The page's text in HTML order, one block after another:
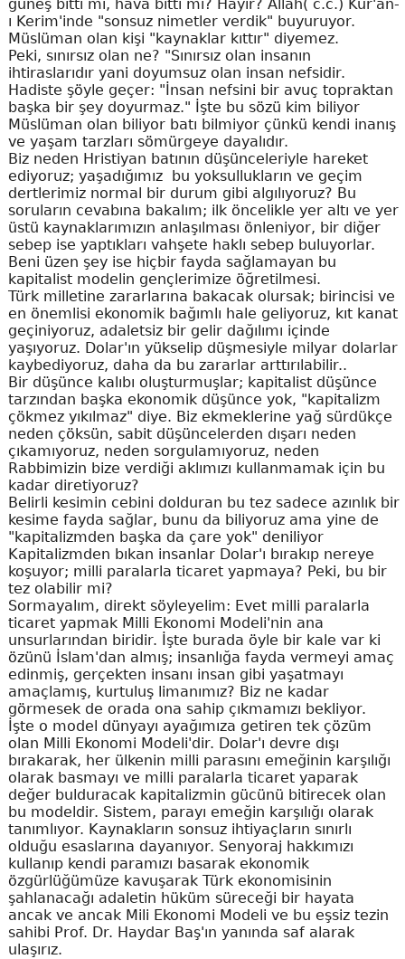
güneş bitti mi, hava bitti mi? Hayır? Allah( c.c.) Kur'an-
ı Kerim'inde "sonsuz nimetler verdik" buyuruyor.
Müslüman olan kişi "kaynaklar kıttır" diyemez.
Peki, sınırsız olan ne? "Sınırsız olan insanın
ihtiraslarıdır yani doyumsuz olan insan nefsidir.
Hadiste şöyle geçer: "İnsan nefsini bir avuç topraktan
başka bir şey doyurmaz." İşte bu sözü kim biliyor
Müslüman olan biliyor batı bilmiyor çünkü kendi inanış
ve yaşam tarzları sömürgeye dayalıdır.
Biz neden Hristiyan batının düşünceleriyle hareket
ediyoruz; yaşadığımız bu yoksullukların ve geçim
dertlerimiz normal bir durum gibi algılıyoruz? Bu
soruların cevabına bakalım; ilk öncelikle yer altı ve yer
üstü kaynaklarımızın anlaşılması önleniyor, bir diğer
sebep ise yaptıkları vahşete haklı sebep buluyorlar.
Beni üzen şey ise hiçbir fayda sağlamayan bu
kapitalist modelin gençlerimize öğretilmesi.
Türk milletine zararlarına bakacak olursak; birincisi ve
en önemlisi ekonomik bağımlı hale geliyoruz, kıt kanat
geçiniyoruz, adaletsiz bir gelir dağılımı içinde
yaşıyoruz. Dolar'ın yükselip düşmesiyle milyar dolarlar
kaybediyoruz, daha da bu zararlar arttırılabilir..
Bir düşünce kalıbı oluşturmuşlar; kapitalist düşünce
tarzından başka ekonomik düşünce yok, "kapitalizm
çökmez yıkılmaz" diye. Biz ekmeklerine yağ sürdükçe
neden çöksün, sabit düşüncelerden dışarı neden
çıkamıyoruz, neden sorgulamıyoruz, neden
Rabbimizin bize verdiği aklımızı kullanmamak için bu
kadar diretiyoruz?
Belirli kesimin cebini dolduran bu tez sadece azınlık bir
kesime fayda sağlar, bunu da biliyoruz ama yine de
"kapitalizmden başka da çare yok" deniliyor
Kapitalizmden bıkan insanlar Dolar'ı bırakıp nereye
koşuyor; milli paralarla ticaret yapmaya? Peki, bu bir
tez olabilir mi?
Sormayalım, direkt söyleyelim: Evet milli paralarla
ticaret yapmak Milli Ekonomi Modeli'nin ana
unsurlarından biridir. İşte burada öyle bir kale var ki
özünü İslam'dan almış; insanlığa fayda vermeyi amaç
edinmiş, gerçekten insanı insan gibi yaşatmayı
amaçlamış, kurtuluş limanımız? Biz ne kadar
görmesek de orada ona sahip çıkmamızı bekliyor.
İşte o model dünyayı ayağımıza getiren tek çözüm
olan Milli Ekonomi Modeli'dir. Dolar'ı devre dışı
bırakarak, her ülkenin milli parasını emeğinin karşılığı
olarak basmayı ve milli paralarla ticaret yaparak
değer bulduracak kapitalizmin gücünü bitirecek olan
bu modeldir. Sistem, parayı emeğin karşılığı olarak
tanımlıyor. Kaynakların sonsuz ihtiyaçların sınırlı
olduğu esaslarına dayanıyor. Senyoraj hakkımızı
kullanıp kendi paramızı basarak ekonomik
özgürlüğümüze kavuşarak Türk ekonomisinin
şahlanacağı adaletin hüküm süreceği bir hayata
ancak ve ancak Mili Ekonomi Modeli ve bu eşsiz tezin
sahibi Prof. Dr. Haydar Baş'ın yanında saf alarak
ulaşırız.